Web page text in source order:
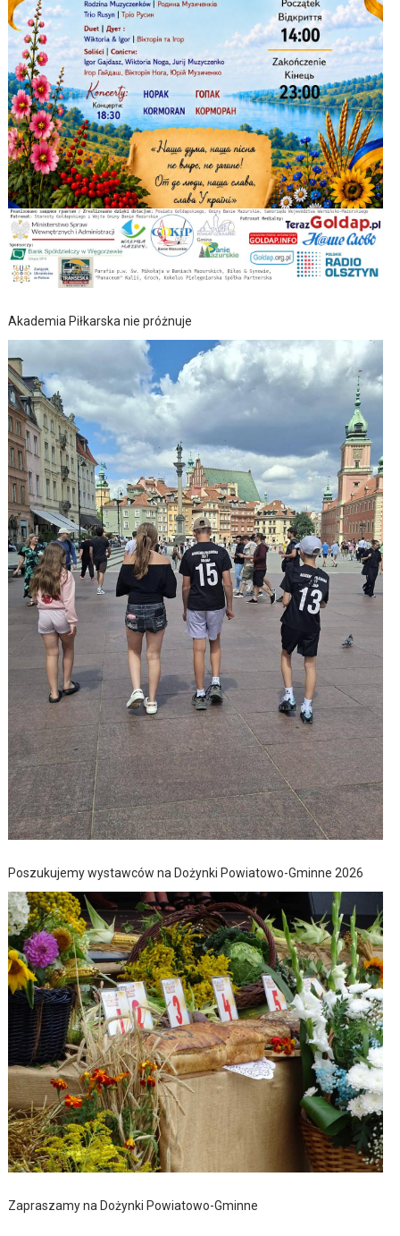
Akademia Piłkarska nie próżnuje
Poszukujemy wystawców na Dożynki Powiatowo-Gminne 2026
Zapraszamy na Dożynki Powiatowo-Gminne